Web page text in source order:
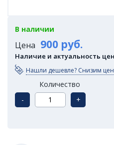
В наличии
Цена 900 руб.
Наличие и актуальность
Нашли дешевле? Снизим
Количество
-
+